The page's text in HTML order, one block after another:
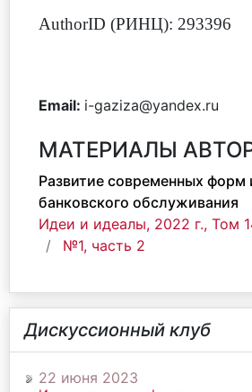
AuthorID (РИНЦ): 293396
Email: i-gaziza@yandex.ru
МАТЕРИАЛЫ
Развитие современных форм
банковского обслуживания
Идеи и идеалы, 2022 г., Том
№1, часть 2
Дискуссионный клуб
22 июня 2023